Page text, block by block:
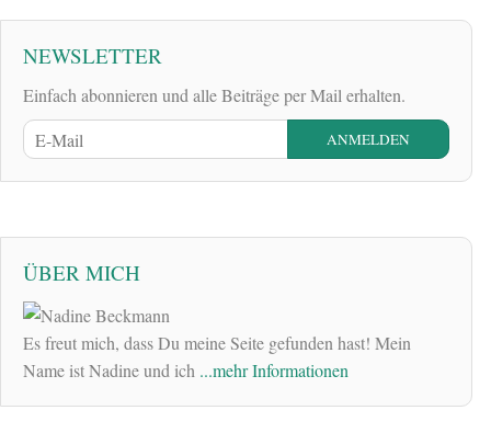
NEWSLETTER
Einfach abonnieren und alle Beiträge per Mail erhalten.
ÜBER MICH
Es freut mich, dass Du meine Seite gefunden hast! Mein
Name ist Nadine und ich ...mehr Informationen